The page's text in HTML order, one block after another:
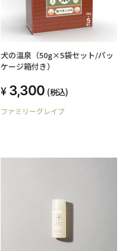
犬の温泉（50g×5袋セット/パッ
ケージ箱付き）
3,300 (税込)
ファミリーグレイブ